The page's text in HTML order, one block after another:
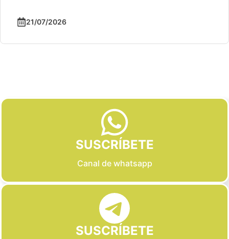
21/07/2026
SUSCRÍBETE
Canal de whatsapp
SUSCRÍBETE